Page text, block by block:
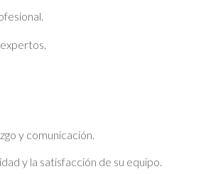
y comunicación.
y la satisfacción de su equipo.